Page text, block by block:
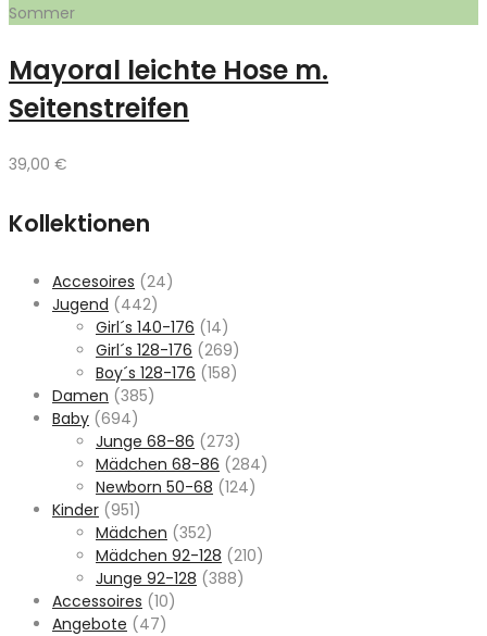
Sommer
Mayoral leichte Hose m.
Seitenstreifen
39,00 €
Kollektionen
Accesoires (24)
Jugend (442)
Girl´s 140-176 (14)
Girl´s 128-176 (269)
Boy´s 128-176 (158)
Damen (385)
Baby (694)
Junge 68-86 (273)
Mädchen 68-86 (284)
Newborn 50-68 (124)
Kinder (951)
Mädchen (352)
Mädchen 92-128 (210)
Junge 92-128 (388)
Accessoires (10)
Angebote (47)